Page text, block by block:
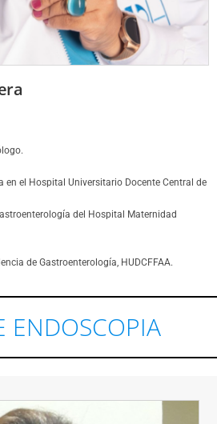
en el Hospital Universitario Docente Central de
del Hospital Maternidad
de Gastroenterología, HUDCFFAA.
ENDOSCOPIA